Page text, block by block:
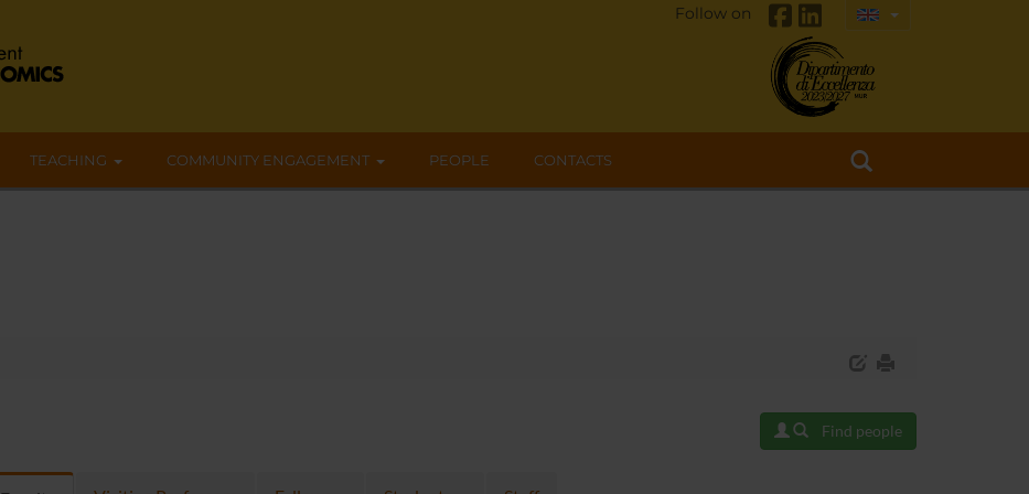
Follow on
TEACHING COMMUNITY ENGAGEMENT PEOPLE CONTACTS
Find people